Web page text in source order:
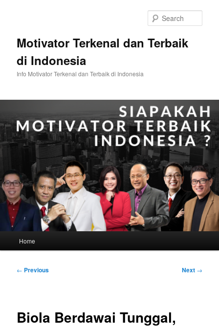
Motivator Terkenal dan Terbaik
di Indonesia
Info Motivator Terkenal dan Terbaik di Indonesia
Home
Post
← Previous Next →
Biola Berdawai Tunggal,